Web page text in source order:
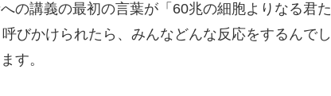
の講義の最初の言葉が「60兆の細胞よりなる君た
びかけられたら、みんなどんな反応をするんでし
す。